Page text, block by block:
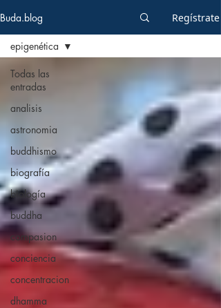
Buda.blog Regístrate
Todas las
entradas
analisis
astronomia
buddhismo
biografía
biología
buddha
compasion
conciencia
concentracion
dhamma
epigenética